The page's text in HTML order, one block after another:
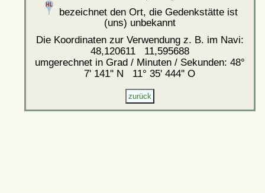
bezeichnet den Ort, die Gedenkstätte ist
(uns) unbekannt
Die Koordinaten zur Verwendung z. B. im Navi:
48,120611 11,595688
umgerechnet in Grad / Minuten / Sekunden: 48°
7' 141'' N 11° 35' 444'' O